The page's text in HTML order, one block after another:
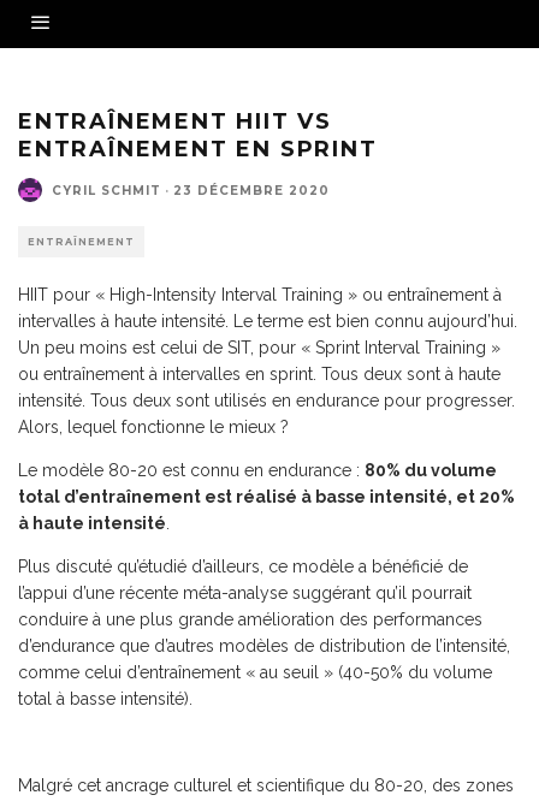
ENTRAÎNEMENT HIIT VS
ENTRAÎNEMENT EN SPRINT
CYRIL SCHMIT · 23 DÉCEMBRE 2020
ENTRAÎNEMENT
HIIT pour « High-Intensity Interval Training » ou entraînement à
intervalles à haute intensité. Le terme est bien connu aujourd’hui.
Un peu moins est celui de SIT, pour « Sprint Interval Training »
ou entraînement à intervalles en sprint. Tous deux sont à haute
intensité. Tous deux sont utilisés en endurance pour progresser.
Alors, lequel fonctionne le mieux ?
Le modèle 80-20 est connu en endurance : 80% du volume
total d’entraînement est réalisé à basse intensité, et 20%
à haute intensité
Plus discuté qu’étudié d’ailleurs, ce modèle a bénéficié de
l’appui d’une récente méta-analyse suggérant qu’il pourrait
conduire à une plus grande amélioration des performances
d’endurance que d’autres modèles de distribution de l’intensité,
comme celui d’entraînement « au seuil » (40-50% du volume
total à basse intensité).
Malgré cet ancrage culturel et scientifique du 80-20, des zones